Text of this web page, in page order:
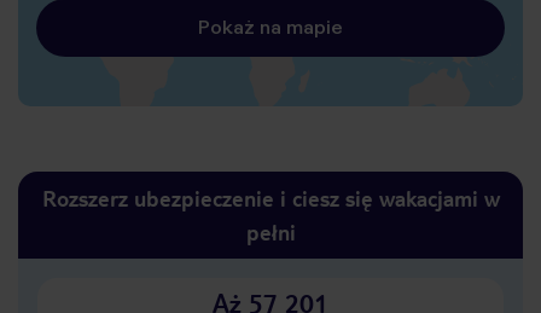
Pokaż na mapie
Rozszerz ubezpieczenie i ciesz się wakacjami w
pełni
Aż 57 201